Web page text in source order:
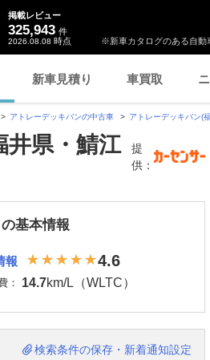
※新車カタログのある自動
掲載レビュー
325,943 件
2026.08.08 時点
新車見積り 車買取
アトレーデッキバンの中古車 アトレーデッキバン(
県・鯖江
提
供：
基本情報
報 4.6
： 14.7km/L（WLTC）
検索条件の保存・新着通知設定